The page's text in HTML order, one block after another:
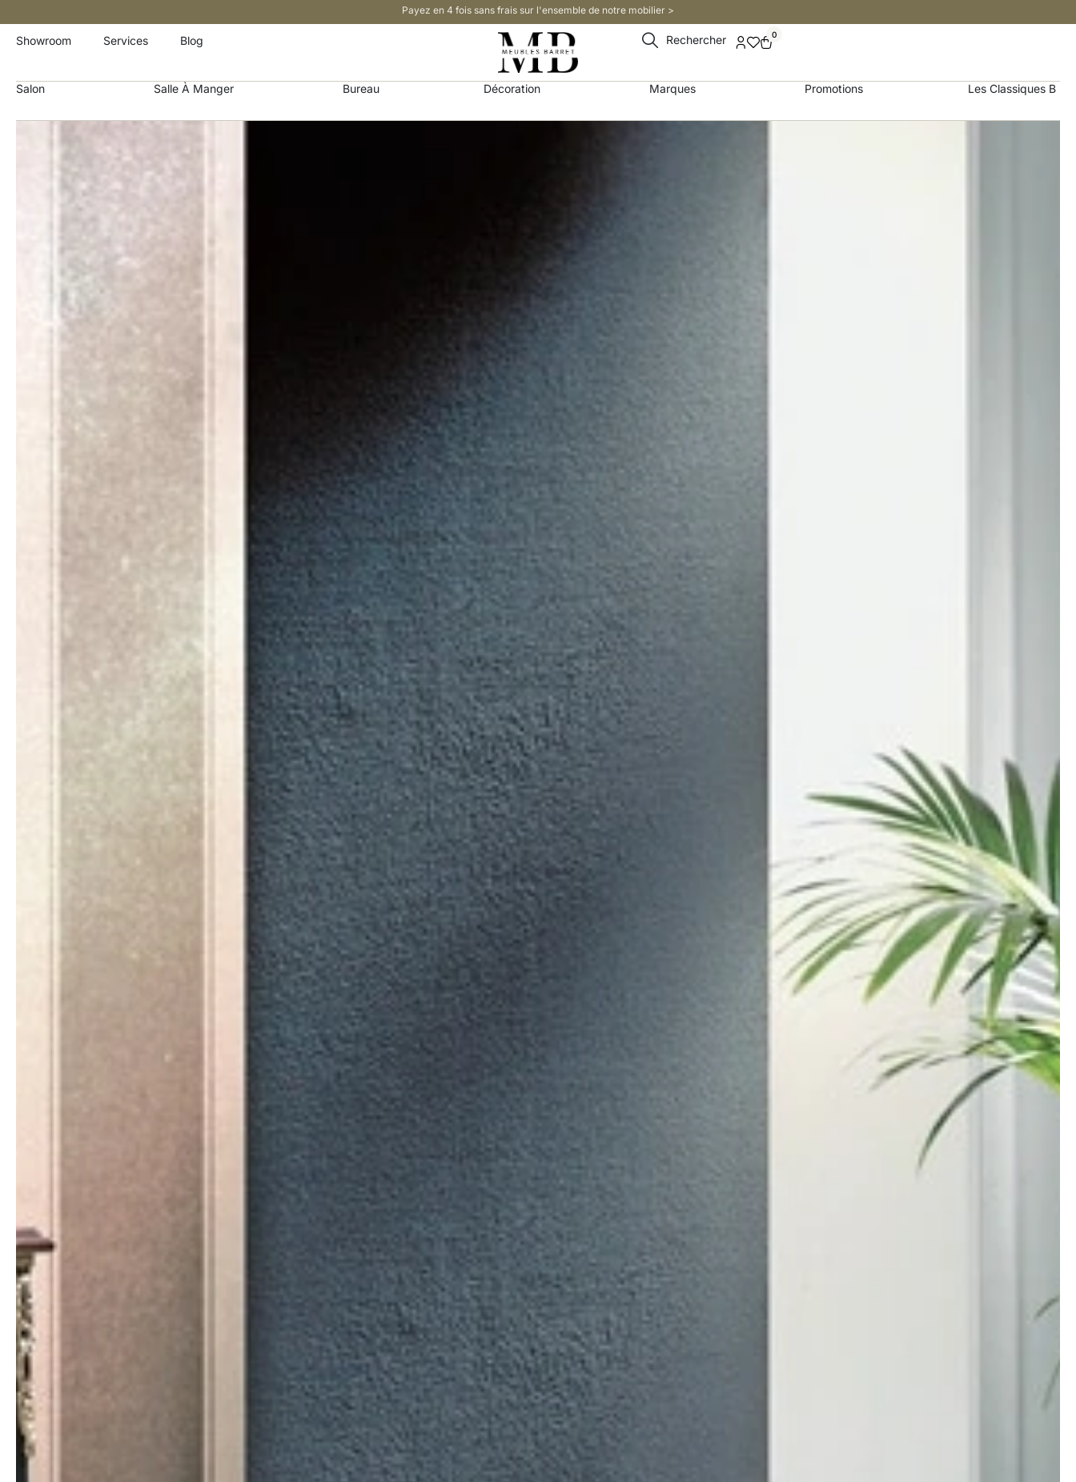
Payez en 4 fois sans frais sur l'ensemble de notre mobilier >​
Showroom Services Blog Rechercher 0
Salon Salle À Manger Bureau Décoration Marques Promotions Les Classiques B